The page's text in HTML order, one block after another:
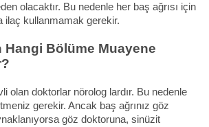
olacaktır. Bu nedenle her baş ağrısı için
ilaç kullanmamak gerekir.
Hangi Bölüme Muayene
olan doktorlar nörolog lardır. Bu nedenle
gerekir. Ancak baş ağrınız göz
göz doktoruna, sinüzit